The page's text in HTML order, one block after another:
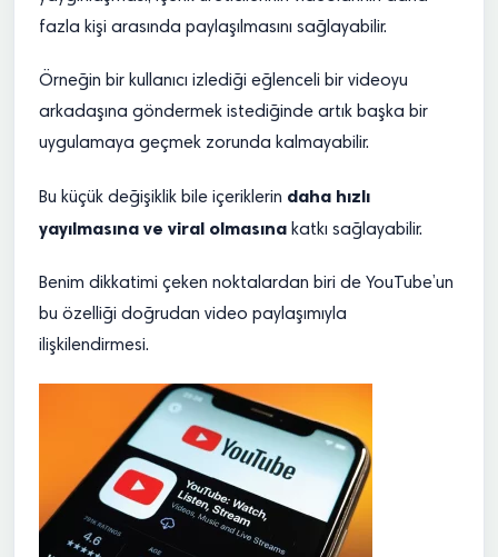
fazla kişi arasında paylaşılmasını sağlayabilir.
Örneğin bir kullanıcı izlediği eğlenceli bir videoyu
arkadaşına göndermek istediğinde artık başka bir
uygulamaya geçmek zorunda kalmayabilir.
Bu küçük değişiklik bile içeriklerin daha hızlı
yayılmasına ve viral olmasına katkı sağlayabilir.
Benim dikkatimi çeken noktalardan biri de YouTube’un
bu özelliği doğrudan video paylaşımıyla
ilişkilendirmesi.